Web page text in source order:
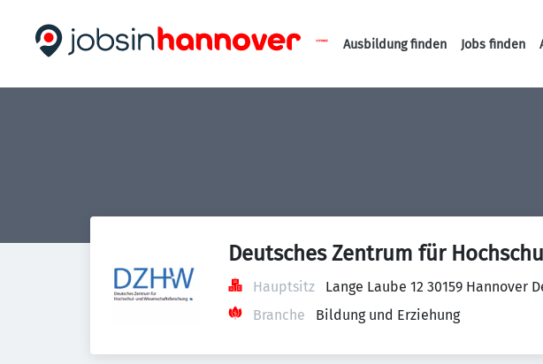
Ausbildung finden Jobs finden
Deutsches Zentrum für
Hauptsitz
Lange Laube 12 30159 Hannover
Branche
Bildung und Erziehung